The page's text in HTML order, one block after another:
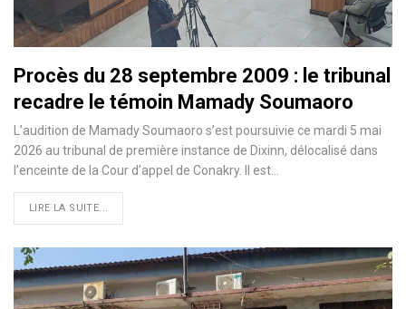
Procès du 28 septembre 2009 : le tribunal
recadre le témoin Mamady Soumaoro
L’audition de Mamady Soumaoro s’est poursuivie ce mardi 5 mai
2026 au tribunal de première instance de Dixinn, délocalisé dans
l’enceinte de la Cour d’appel de Conakry. Il est…
LIRE LA SUITE...